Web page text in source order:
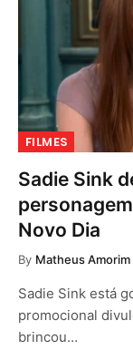
FILMES
Sadie Sink
Novo Dia
By Matheus Amorim
Sadie Sink está
promocional
brincou…